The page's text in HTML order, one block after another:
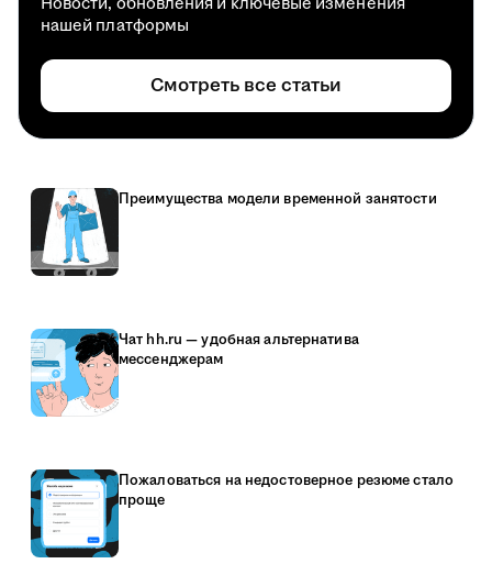
нашей платформы
Смотреть все статьи
Преимущества модели временной занятости
Чат hh.ru — удобная альтернатива
мессенджерам
Пожаловаться на недостоверное резюме стало
проще